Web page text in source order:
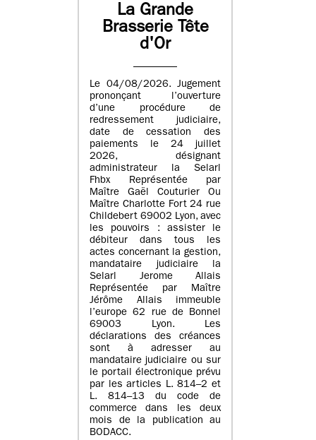
La Grande
Brasserie Tête
d'Or
Le 04/08/2026. Jugement
prononçant l’ouverture
d’une procédure de
redressement judiciaire,
date de cessation des
paiements le 24 juillet
2026, désignant
administrateur la Selarl
Fhbx Représentée par
Maître Gaël Couturier Ou
Maître Charlotte Fort 24 rue
Childebert 69002 Lyon, avec
les pouvoirs : assister le
débiteur dans tous les
actes concernant la gestion,
mandataire judiciaire la
Selarl Jerome Allais
Représentée par Maître
Jérôme Allais immeuble
l’europe 62 rue de Bonnel
69003 Lyon. Les
déclarations des créances
sont à adresser au
mandataire judiciaire ou sur
le portail électronique prévu
par les articles L. 814–2 et
L. 814–13 du code de
commerce dans les deux
mois de la publication au
BODACC.